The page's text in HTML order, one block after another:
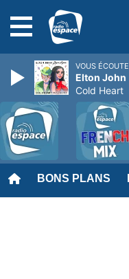
BONS PLANS
VOUS
Elton John
Cold Heart